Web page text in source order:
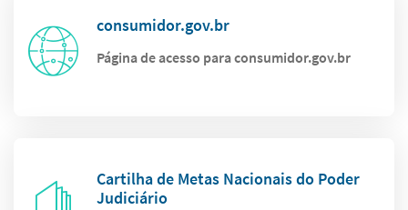
consumidor.gov.br
Página de acesso para consumidor.gov.br
Cartilha de Metas Nacionais do Poder
Judiciário